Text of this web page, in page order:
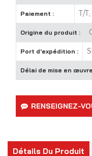
Paiement : T/
Origine du produit :
Port d'expédition :
Délai de mise en
RENSEIGNEZ-
Détails Du Produit